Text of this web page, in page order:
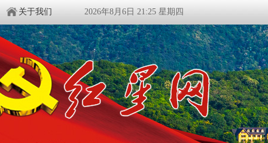
关于我们 2026年8月6日 21:25 星期四